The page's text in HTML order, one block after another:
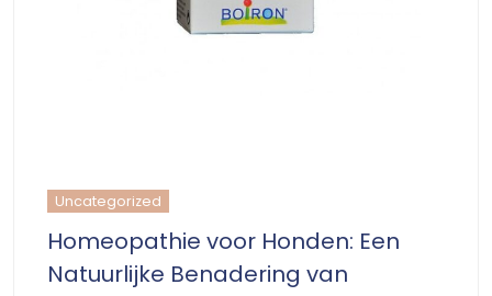
Uncategorized
Homeopathie voor Honden: Een
Natuurlijke Benadering van